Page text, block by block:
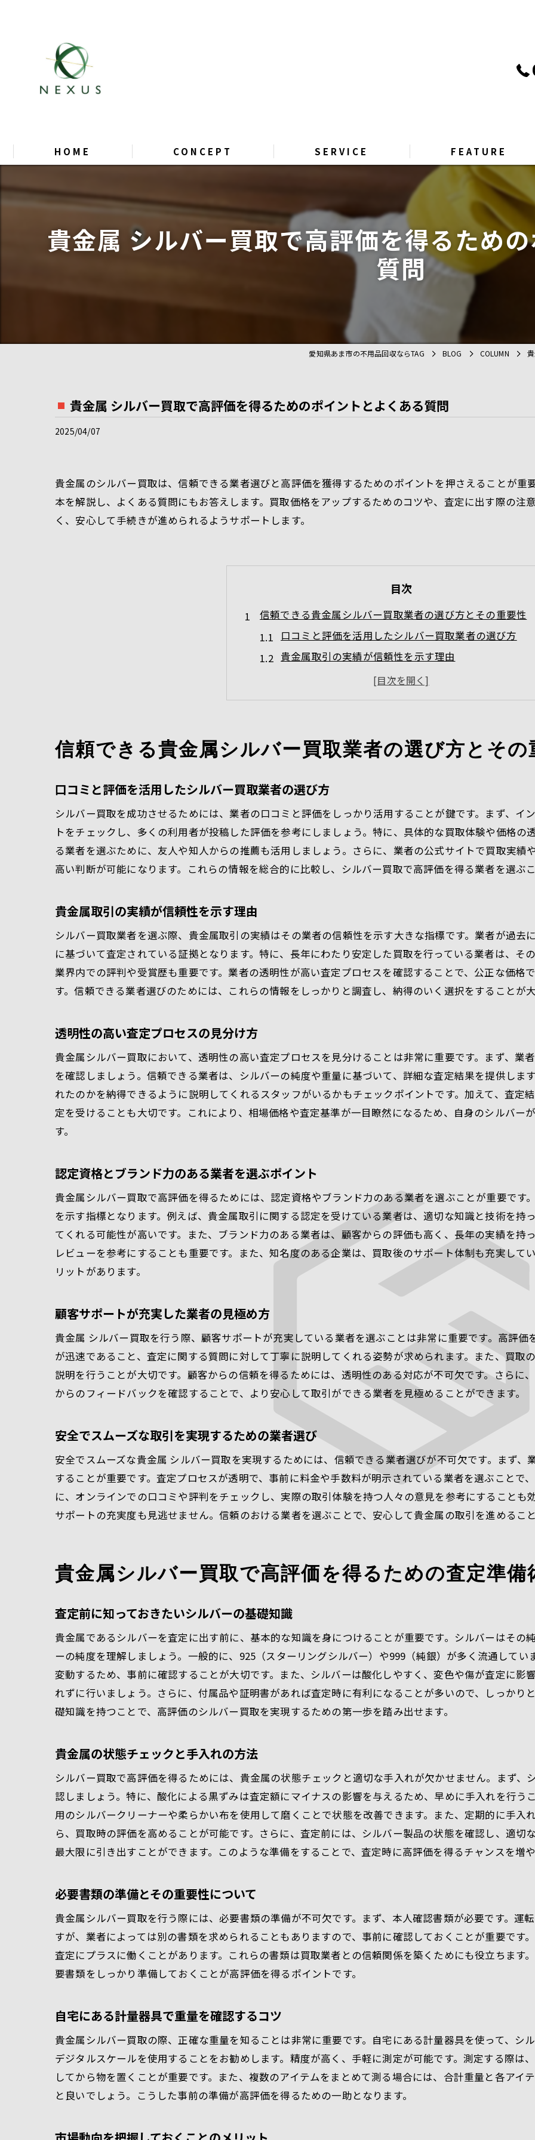
HOME CONCEPT SERVICE
GALLERY
Q&A
FEATURE
片付け
貴金属 シルバー買取で高評価を得るため
質問
愛知県あま市の不用品回収ならTAG BLOG COLUMN
貴金属 シルバー買取で高評価を得るためのポイントとよくある質問
2025/04/07
貴金属のシルバー買取は、信頼できる業者選びと高評価を獲得するためのポイントを押さえることが重
本を解説し、よくある質問にもお答えします。買取価格をアップするためのコツや、査定に出す際の注
く、安心して手続きが進められるようサポートします。
目次
信頼できる貴金属シルバー買取業者の選び方とその重要性
口コミと評価を活用したシルバー買取業者の選び方
貴金属取引の実績が信頼性を示す理由
透明性の高い査定プロセスの見分け方
認定資格とブランド力のある業者を選ぶポイント
安全でスムーズな取引を実現するための業者選び
貴金属シルバー買取で高評価を得るための査定準備術
査定前に知っておきたいシルバーの基礎知識
必要書類の準備とその重要性について
自宅にある計量器具で重量を確認するコツ
市場動向を把握しておくことのメリット
買取価格に影響する要因の理解
タイミングを見極めるための市場リサーチ
適切なタイミングでの出品がお得な理由
貴金属市場のトレンドを探る方法
貴金属シルバー買取で知っておくべき査定のポイント
プロが教える査定時の注意点
貴金属の純度と価格の関係性
業者によって違う査定基準の確認法
複数業者での査定を推奨する理由
査定結果に納得できない時に試したい貴金属買取の選択肢
再査定を依頼する際の注意点
異なる業者への査定依頼のポイント
オンライン査定と店舗査定の比較方法
アクセサリーも買取可能？貴金属シルバー買取の対象アイ
買取対象となるシルバーアクセサリーの種類
高評価を得るためのアクセサリーの手入れ方法
買取対象外とされるアイテムの例
コレクション品の特別査定について
貴金属シルバー買取でよくある質問とその解決策を徹底解
買取価格の決定要因に関するFAQ
アクセサリー買取に関するよくある疑問
取引時の安全性に関する問い合わせ
初めての貴金属シルバー買取を安心して進めるための準備
初心者が知っておくべき買取の基礎知識
安心して査定を受けるためのステップ
買取価格を向上させるための準備術
信頼できる貴金属シルバー買取業者の選び方とその
口コミと評価を活用したシルバー買取業者の選び方
シルバー買取を成功させるためには、業者の口コミと評価をしっかり活用することが鍵です。まず、イ
トをチェックし、多くの利用者が投稿した評価を参考にしましょう。特に、具体的な買取体験や価格の
る業者を選ぶために、友人や知人からの推薦も活用しましょう。さらに、業者の公式サイトで買取実績
高い判断が可能になります。これらの情報を総合的に比較し、シルバー買取で高評価を得る業者を選ぶ
貴金属取引の実績が信頼性を示す理由
シルバー買取業者を選ぶ際、貴金属取引の実績はその業者の信頼性を示す大きな指標です。業者が過去
に基づいて査定されている証拠となります。特に、長年にわたり安定した買取を行っている業者は、そ
業界内での評判や受賞歴も重要です。業者の透明性が高い査定プロセスを確認することで、公正な価格
す。信頼できる業者選びのためには、これらの情報をしっかりと調査し、納得のいく選択をすることが
透明性の高い査定プロセスの見分け方
貴金属シルバー買取において、透明性の高い査定プロセスを見分けることは非常に重要です。まず、業
を確認しましょう。信頼できる業者は、シルバーの純度や重量に基づいて、詳細な査定結果を提供しま
れたのかを納得できるように説明してくれるスタッフがいるかもチェックポイントです。加えて、査定
定を受けることも大切です。これにより、相場価格や査定基準が一目瞭然になるため、自身のシルバー
す。
認定資格とブランド力のある業者を選ぶポイント
貴金属シルバー買取で高評価を得るためには、認定資格やブランド力のある業者を選ぶことが重要です
を示す指標となります。例えば、貴金属取引に関する認定を受けている業者は、適切な知識と技術を持
てくれる可能性が高いです。また、ブランド力のある業者は、顧客からの評価も高く、長年の実績を持
レビューを参考にすることも重要です。また、知名度のある企業は、買取後のサポート体制も充実して
リットがあります。
顧客サポートが充実した業者の見極め方
貴金属 シルバー買取を行う際、顧客サポートが充実している業者を選ぶことは非常に重要です。高評
が迅速であること、査定に関する質問に対して丁寧に説明してくれる姿勢が求められます。また、買取
説明を行うことが大切です。顧客からの信頼を得るためには、透明性のある対応が不可欠です。さらに
からのフィードバックを確認することで、より安心して取引ができる業者を見極めることができます。
安全でスムーズな取引を実現するための業者選び
安全でスムーズな貴金属 シルバー買取を実現するためには、信頼できる業者選びが不可欠です。まず
することが重要です。査定プロセスが透明で、事前に料金や手数料が明示されている業者を選ぶことで
に、オンラインでの口コミや評判をチェックし、実際の取引体験を持つ人々の意見を参考にすることも
サポートの充実度も見逃せません。信頼のおける業者を選ぶことで、安心して貴金属の取引を進めるこ
貴金属シルバー買取で高評価を得るための査定準備
査定前に知っておきたいシルバーの基礎知識
貴金属であるシルバーを査定に出す前に、基本的な知識を身につけることが重要です。シルバーはその
ーの純度を理解しましょう。一般的に、925（スターリングシルバー）や999（純銀）が多く流通して
変動するため、事前に確認することが大切です。また、シルバーは酸化しやすく、変色や傷が査定に影
れずに行いましょう。さらに、付属品や証明書があれば査定時に有利になることが多いので、しっかり
礎知識を持つことで、高評価のシルバー買取を実現するための第一歩を踏み出せます。
貴金属の状態チェックと手入れの方法
シルバー買取で高評価を得るためには、貴金属の状態チェックと適切な手入れが欠かせません。まず、
認しましょう。特に、酸化による黒ずみは査定額にマイナスの影響を与えるため、早めに手入れを行う
用のシルバークリーナーや柔らかい布を使用して磨くことで状態を改善できます。また、定期的に手入
ら、買取時の評価を高めることが可能です。さらに、査定前には、シルバー製品の状態を確認し、適切
最大限に引き出すことができます。このような準備をすることで、査定時に高評価を得るチャンスを増
必要書類の準備とその重要性について
貴金属シルバー買取を行う際には、必要書類の準備が不可欠です。まず、本人確認書類が必要です。運
すが、業者によっては別の書類を求められることもありますので、事前に確認しておくことが重要です
査定にプラスに働くことがあります。これらの書類は買取業者との信頼関係を築くためにも役立ちます
要書類をしっかり準備しておくことが高評価を得るポイントです。
自宅にある計量器具で重量を確認するコツ
貴金属シルバー買取の際、正確な重量を知ることは非常に重要です。自宅にある計量器具を使って、シ
デジタルスケールを使用することをお勧めします。精度が高く、手軽に測定が可能です。測定する際は
してから物を置くことが重要です。また、複数のアイテムをまとめて測る場合には、合計重量と各アイ
と良いでしょう。こうした事前の準備が高評価を得るための一助となります。